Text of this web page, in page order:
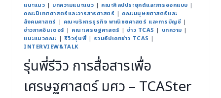
แนะแนว | บทความแนะแนว | คณะศิลปประยุกต์และการออกแบบ |
คณะนิเทศศาสตร์และวารสารศาสตร์ | คณะมนุษยศาสตร์และ
สังคมศาสตร์ | คณะบริหารธุรกิจ พาณิชยศาสตร์ และการบัญชี |
ข่าวภาคอินเตอร์ | คณะเศรษฐศาสตร์ |ข่าว TCAS | บทความ |
แนะแนวคณะ | รีวิวรุ่นพี่ | รวมอัปเดทข่าว TCAS |
INTERVIEW&TALK
รุ่นพี่รีวิว การสื่อสารเพื่อ
เศรษฐศาสตร์ มศว – TCASter